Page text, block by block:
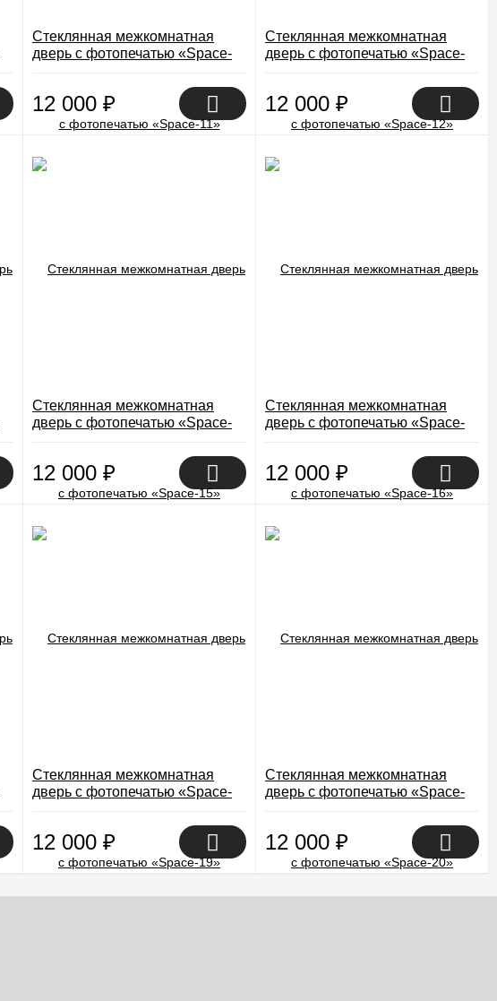
Стеклянная межкомнатная
дверь с фотопечатью «Space-
12 000 ₽
Стеклянная межкомнатная
дверь с фотопечатью «Space-
12 000 ₽
Стеклянная межкомнатная
дверь с фотопечатью «Space-
12 000 ₽
Стеклянная межкомнатная
дверь с фотопечатью «Space-
12 000 ₽
Стеклянная межкомнатная
дверь с фотопечатью «Space-
12 000 ₽
Стеклянная межкомнатная
дверь с фотопечатью «Space-
12 000 ₽